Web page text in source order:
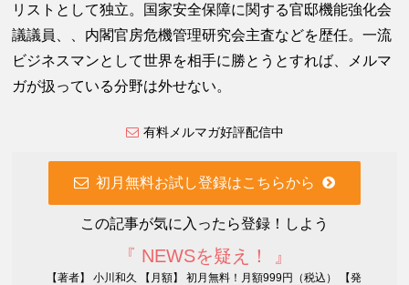
リストとして独立。国家安全保障に関する官邸機能強化会
議議員、、内閣官房危機管理研究会主査などを歴任。一流
ビジネスマンとして世界を相手に勝とうとすれば、メルマ
ガが扱っている分野は外せない。
有料メルマガ好評配信中
初月無料お試し登録はこちらから
この記事が気に入ったら登録！しよう
『 NEWSを疑え！ 』
【著者】 小川和久 【月額】 初月無料！月額999円（税込） 【発